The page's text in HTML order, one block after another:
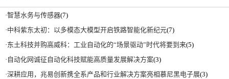
·智慧水务与传感器(7)
·中科紫东太初：以多模态大模型开启铁路智能化新纪元(7)
·东土科技并购高威科：工业自动化的“场景驱动”时代将要到来(5)
· 自动化网诚征自动化科技赋能高质量发展解决方案(3)
·深耕应用，兆易创新携全系产品和行业解决方案亮相慕尼黑电子展(3)